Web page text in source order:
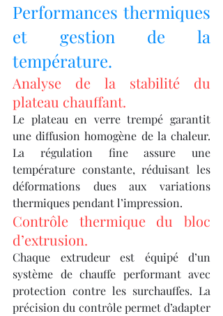
Performances thermiques
et gestion de la
température.
Analyse de la stabilité du
plateau chauffant.
Le plateau en verre trempé garantit
une diffusion homogène de la chaleur.
La régulation fine assure une
température constante, réduisant les
déformations dues aux variations
thermiques pendant l’impression.
Contrôle thermique du bloc
d’extrusion.
Chaque extrudeur est équipé d’un
système de chauffe performant avec
protection contre les surchauffes. La
précision du contrôle permet d’adapter